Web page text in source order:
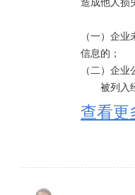
造成他人损
（一）企
信息的；
（二）企
被列入经
异常名录；
市人民政府
查看更